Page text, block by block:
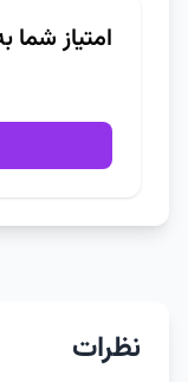
امتیاز شما
نظرات